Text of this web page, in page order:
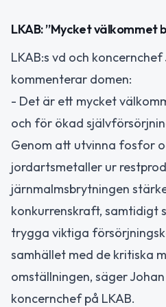
LKAB: ”Mycket välkommet
LKAB:s vd och
kommenterar domen:
- Det är ett mycket
och för ökad
Genom att utvinna fosfor
jordartsmetaller ur
järnmalmsbrytningen
konkurrenskraft, samtidigt
trygga viktiga
samhället med de kritiska
omställningen, säger
koncernchef på LKAB.